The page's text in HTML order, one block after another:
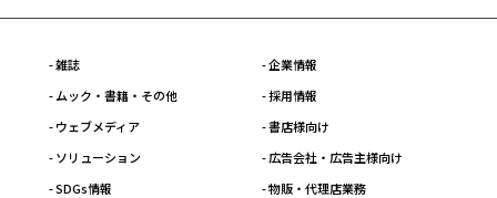
- 雑誌
- ムック・書籍・その他
- ウェブメディア
- ソリューション
- SDGs情報
- 企業情報
- 採用情報
- 書店様向け
- 広告会社・広告主様向け
- 物販・代理店業務